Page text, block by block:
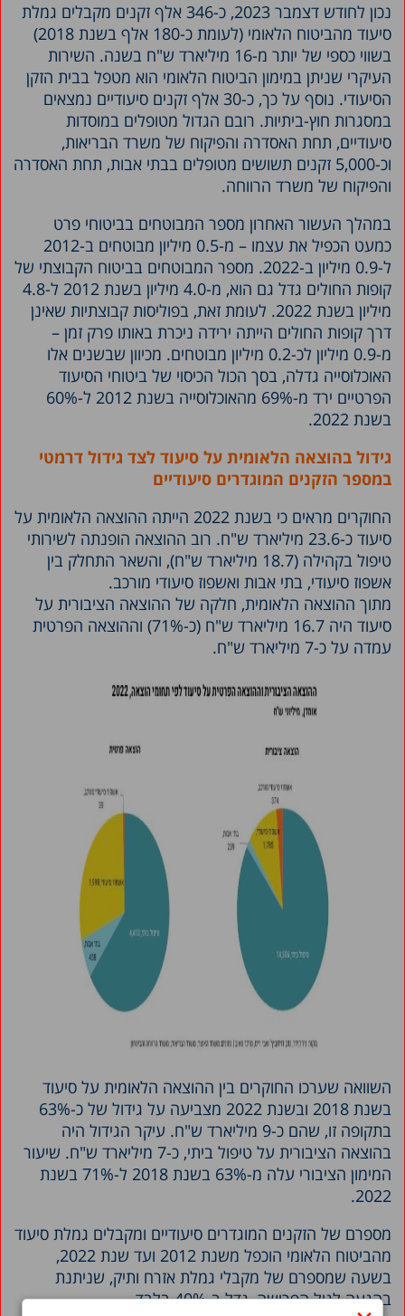
נכון לחודש דצמבר 2023, כ-346 אלף זקנים מקבלים גמלת
סיעוד מהביטוח הלאומי (לעומת כ-180 אלף בשנת 2018)
בשווי כספי של יותר מ-16 מיליארד ש"ח בשנה. השירות
העיקרי שניתן במימון הביטוח הלאומי הוא מטפל בבית הזקן
הסיעודי. נוסף על כך, כ-30 אלף זקנים סיעודיים נמצאים
במסגרות חוץ-ביתיות. רובם הגדול מטופלים במוסדות
סיעודיים, תחת האסדרה והפיקוח של משרד הבריאות,
וכ-5,000 זקנים תשושים מטופלים בבתי אבות, תחת האסדרה
והפיקוח של משרד הרווחה.
במהלך העשור האחרון מספר המבוטחים בביטוחי פרט
כמעט הכפיל את עצמו – מ-0.5 מיליון מבוטחים ב-2012
ל-0.9 מיליון ב-2022. מספר המבוטחים בביטוח הקבוצתי של
קופות החולים גדל גם הוא, מ-4.0 מיליון בשנת 2012 ל-4.8
מיליון בשנת 2022. לעומת זאת, בפוליסות קבוצתיות שאינן
דרך קופות החולים הייתה ירידה ניכרת באותו פרק זמן –
מ-0.9 מיליון לכ-0.2 מיליון מבוטחים. מכיוון שבשנים אלו
האוכלוסייה גדלה, בסך הכול הכיסוי של ביטוחי הסיעוד
הפרטיים ירד מ-69% מהאוכלוסייה בשנת 2012 ל-60%
בשנת 2022.
גידול בהוצאה הלאומית על סיעוד לצד גידול דרמטי
במספר הזקנים המוגדרים סיעודיים
החוקרים מראים כי בשנת 2022 הייתה ההוצאה הלאומית על
סיעוד כ-23.6 מיליארד ש"ח. רוב ההוצאה הופנתה לשירותי
טיפול בקהילה (18.7 מיליארד ש"ח), והשאר התחלק בין
אשפוז סיעודי, בתי אבות ואשפוז סיעודי מורכב.
מתוך ההוצאה הלאומית, חלקה של ההוצאה הציבורית על
סיעוד היה 16.7 מיליארד ש"ח (כ-71%) וההוצאה הפרטית
עמדה על כ-7 מיליארד ש"ח.
השוואה שערכו החוקרים בין ההוצאה הלאומית על סיעוד
בשנת 2018 ובשנת 2022 מצביעה על גידול של כ-63%
בתקופה זו, שהם כ-9 מיליארד ש"ח. עיקר הגידול היה
בהוצאה הציבורית על טיפול ביתי, כ-7 מיליארד ש"ח. שיעור
המימון הציבורי עלה מ-63% בשנת 2018 ל-71% בשנת
2022.
מספרם של הזקנים המוגדרים סיעודיים ומקבלים גמלת סיעוד
מהביטוח הלאומי הוכפל משנת 2012 ועד שנת 2022,
בשעה שמספרם של מקבלי גמלת אזרח ותיק, שניתנת
בהגעה לגיל הפרישה, גדל ב-40% בלבד.